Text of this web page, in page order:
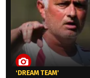
‘DREAM TEAM'